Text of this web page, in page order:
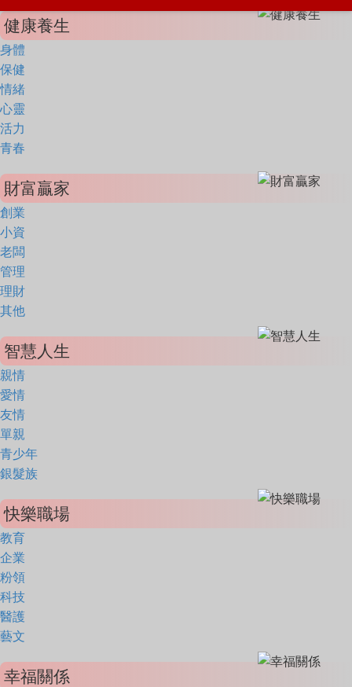
健康養生
身體
保健
情緒
心靈
活力
青春
財富贏家
創業
小資
老闆
管理
理財
其他
智慧人生
親情
愛情
友情
單親
青少年
銀髮族
快樂職場
教育
企業
粉領
科技
醫護
藝文
幸福關係